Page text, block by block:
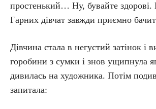
простенький… Ну, бувайте здорові.
Гарних дівчат завжди приємно
Дівчина стала в негустий затінок і
горобини з сумки і знов ущипнула
дивилась на художника. Потім
запитала: